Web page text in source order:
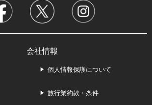
会社情報
個人情報保護について
旅行業約款・条件